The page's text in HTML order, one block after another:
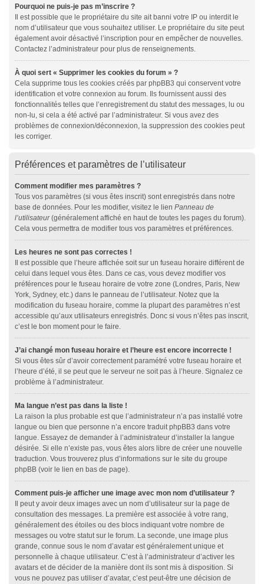
Pourquoi ne puis-je pas m’inscrire ?
Il est possible que le propriétaire du site ait banni votre IP ou interdit le
nom d’utilisateur que vous souhaitez utiliser. Le propriétaire du site peut
également avoir désactivé l’inscription pour en empêcher de nouvelles.
Contactez l’administrateur pour plus de renseignements.
À quoi sert « Supprimer les cookies du forum » ?
Cela supprime tous les cookies créés par phpBB3 qui conservent votre
identification et votre connexion au forum. Ils fournissent aussi des
fonctionnalités telles que l’enregistrement du statut des messages, lu ou
non-lu, si cela a été activé par l’administrateur. Si vous avez des
problèmes de connexion/déconnexion, la suppression des cookies peut
les corriger.
Préférences et paramètres de l’utilisateur
Comment modifier mes paramètres ?
Tous vos paramètres (si vous êtes inscrit) sont enregistrés dans notre
base de données. Pour les modifier, visitez le lien Panneau de
l’utilisateur(généralement affiché en haut de toutes les pages du forum).
Cela vous permettra de modifier tous vos paramètres et préférences.
Les heures ne sont pas correctes !
Il est possible que l’heure affichée soit sur un fuseau horaire différent de
celui dans lequel vous êtes. Dans ce cas, vous devez modifier vos
préférences pour le fuseau horaire de votre zone (Londres, Paris, New
York, Sydney, etc.) dans le panneau de l’utilisateur. Notez que la
modification du fuseau horaire, comme la plupart des paramètres n’est
accessible qu’aux utilisateurs enregistrés. Donc si vous n’êtes pas inscrit,
c’est le bon moment pour le faire.
J’ai changé mon fuseau horaire et l’heure est encore incorrecte !
Si vous êtes sûr d’avoir correctement paramétré votre fuseau horaire et
l’heure d’été, il se peut que le serveur ne soit pas à l’heure. Signalez ce
problème à l’administrateur.
Ma langue n’est pas dans la liste !
La raison la plus probable est que l’administrateur n’a pas installé votre
langue ou bien que personne n’a encore traduit phpBB3 dans votre
langue. Essayez de demander à l’administrateur d’installer la langue
désirée. Si elle n’existe pas, vous êtes alors libre de créer une nouvelle
traduction. Vous trouverez plus d’informations sur le site du groupe
phpBB (voir le lien en bas de page).
Comment puis-je afficher une image avec mon nom d’utilisateur ?
Il peut y avoir deux images avec un nom d’utilisateur sur la page de
consultation des messages. La première est associée à votre rang,
généralement des étoiles ou des blocs indiquant votre nombre de
messages ou votre statut sur le forum. La seconde, une image plus
grande, connue sous le nom d’avatar est généralement unique et
personnelle à chaque utilisateur. C’est à l’administrateur d’activer les
avatars et de décider de la manière dont ils sont mis à disposition. Si
vous ne pouvez pas utiliser d’avatar, c’est peut-être une décision de